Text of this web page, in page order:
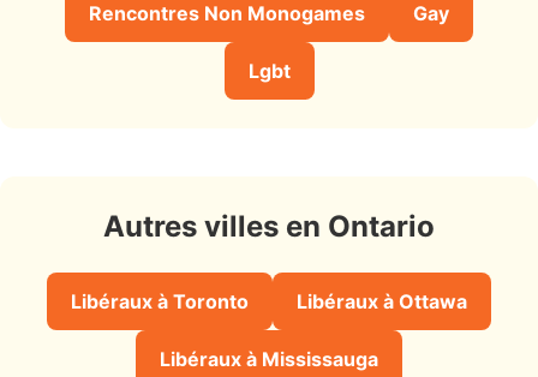
Rencontres Non Monogames Gay
Lgbt
Autres villes en Ontario
Libéraux à Toronto Libéraux à Ottawa
Libéraux à Mississauga